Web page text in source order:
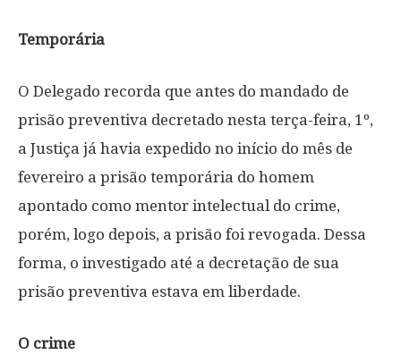
Temporária
O Delegado recorda que antes do mandado de
prisão preventiva decretado nesta terça-feira, 1º,
a Justiça já havia expedido no início do mês de
fevereiro a prisão temporária do homem
apontado como mentor intelectual do crime,
porém, logo depois, a prisão foi revogada. Dessa
forma, o investigado até a decretação de sua
prisão preventiva estava em liberdade.
O crime